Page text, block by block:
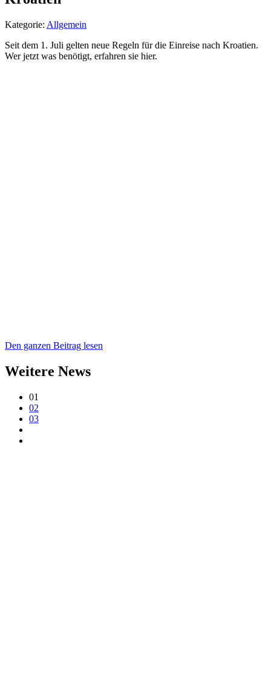
Kategorie: Allgemein
Seit dem 1. Juli gelten neue Regeln für die Einreise nach Kroatien.
Wer jetzt was benötigt, erfahren sie hier.
Den ganzen Beitrag lesen
Weitere News
01
02
03